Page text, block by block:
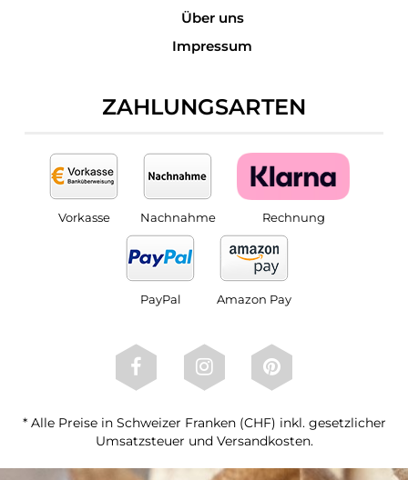
Über uns
Impressum
ZAHLUNGSARTEN
Vorkasse Nachnahme Rechnung
PayPal Amazon Pay
* Alle Preise in Schweizer Franken (CHF) inkl. gesetzlicher
Umsatzsteuer und Versandkosten.